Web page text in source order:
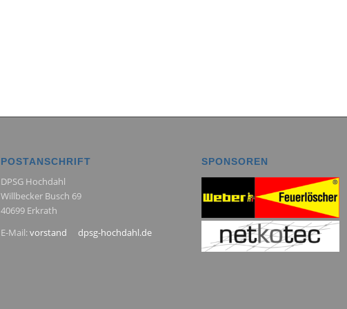
POSTANSCHRIFT
DPSG Hochdahl
Willbecker Busch 69
40699 Erkrath
E-Mail:vorstand dpsg-hochdahl.de
SPONSOREN